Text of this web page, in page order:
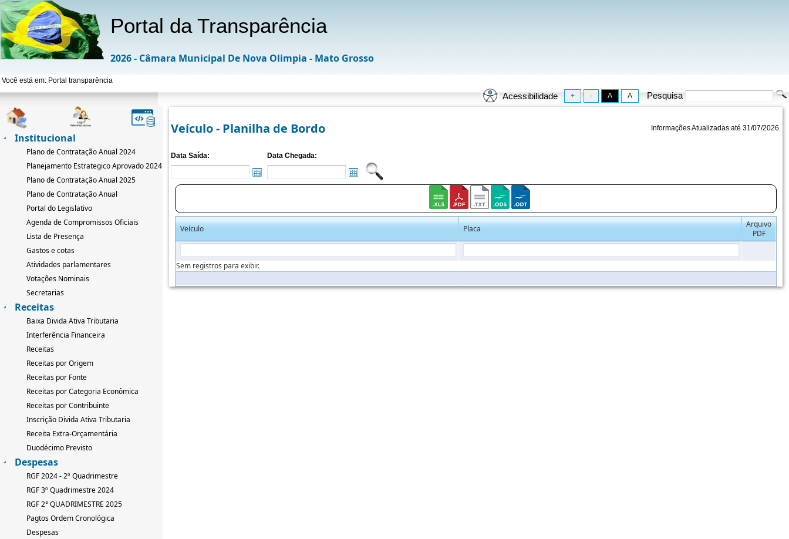
Portal da Transparência
2026 - Câmara Municipal De Nova Olimpia - Mato Grosso
Você está em: Portal transparência
Acessibilidade Pesquisa
Institucional
Plano de Contratação Anual 2024
Planejamento Estrategico Aprovado 2024-2033
Plano de Contratação Anual 2025
Plano de Contratação Anual
Portal do Legislativo
Agenda de Compromissos Oficiais
Lista de Presença
Gastos e cotas
Atividades parlamentares
Votações Nominais
Secretarias
Receitas
Baixa Divida Ativa Tributaria
Interferência Financeira
Receitas
Receitas por Origem
Receitas por Fonte
Receitas por Categoria Econômica
Receitas por Contribuinte
Inscrição Divida Ativa Tributaria
Receita Extra-Orçamentária
Duodécimo Previsto
Despesas
RGF 2024 - 2º Quadrimestre
RGF 3º Quadrimestre 2024
RGF 2° QUADRIMESTRE 2025
Pagtos Ordem Cronológica
Despesas
Veículo - Planilha de Bordo Informações Atualizadas até 31/07/2026.
Data Saída: Data Chegada:
Veículo Placa
Arquivo
PDF
Sem registros para exibir.